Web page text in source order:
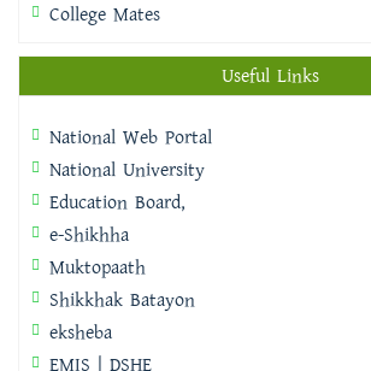
College Mates
Useful Links
National Web Portal
National University
Education Board,
e-Shikhha
Muktopaath
Shikkhak Batayon
eksheba